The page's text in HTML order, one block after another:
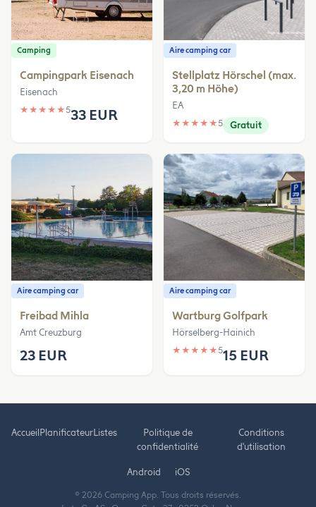
Camping
Campingpark Eisenach
Eisenach
★ ★ ★ ★ ★533 EUR
Aire camping car
Stellplatz Hörschel (max.
3,20 m Höhe)
EA
★ ★ ★ ★ ★5 Gratuit
Aire camping car
Freibad Mihla
Amt Creuzburg
23 EUR
Aire camping car
Wartburg Golfpark
Hörselberg-Hainich
★ ★ ★ ★ ★515 EUR
AccueilPlanificateurListes
Politique de
confidentialité
Conditions
d'utilisation
Android iOS
© 2026 Camping App. Tous droits réservés.